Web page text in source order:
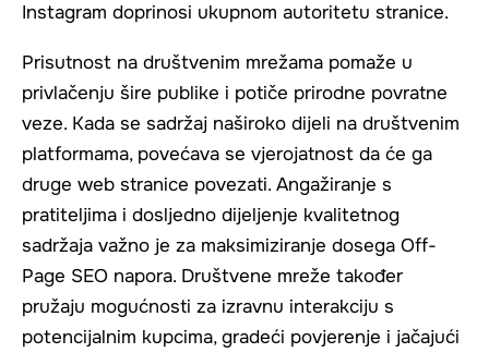
Instagram doprinosi ukupnom autoritetu stranice.
Prisutnost na društvenim mrežama pomaže u
privlačenju šire publike i potiče prirodne povratne
veze. Kada se sadržaj naširoko dijeli na društvenim
platformama, povećava se vjerojatnost da će ga
druge web stranice povezati. Angažiranje s
pratiteljima i dosljedno dijeljenje kvalitetnog
sadržaja važno je za maksimiziranje dosega Off-
Page SEO napora. Društvene mreže također
pružaju mogućnosti za izravnu interakciju s
potencijalnim kupcima, gradeći povjerenje i jačajući